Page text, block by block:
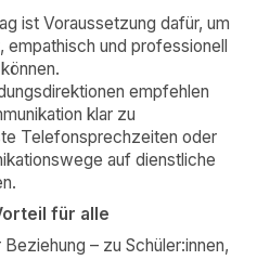
ist Voraussetzung dafür, um
und professionell
empfehlen
klar zu
Telefonsprechzeiten oder
auf dienstliche
für alle
– zu Schüler:innen,